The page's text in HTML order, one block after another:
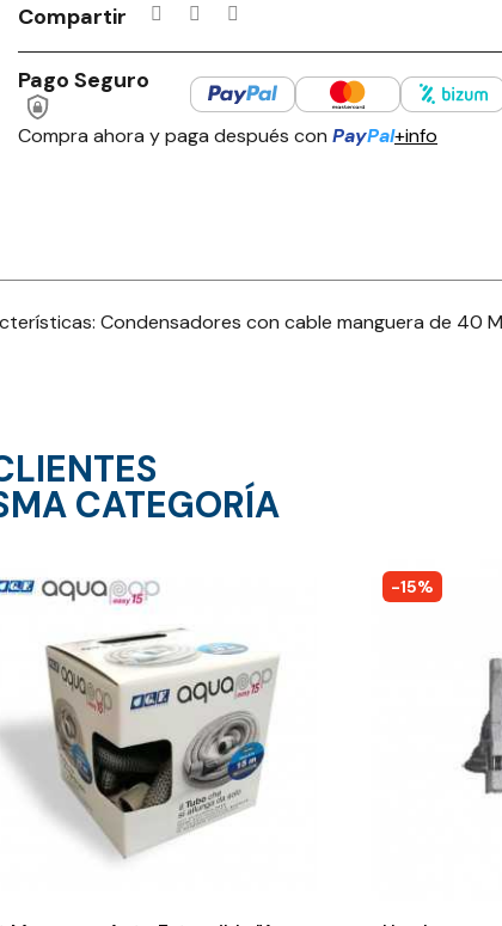
Compartir
Pago Seguro
Compra ahora y paga después con PayPal+info
Condensadores con cable manguera de
CATEGORÍA
-15%